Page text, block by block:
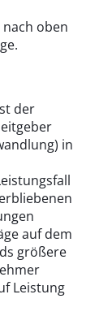
oben
der
in
auf dem
größere
Leistung